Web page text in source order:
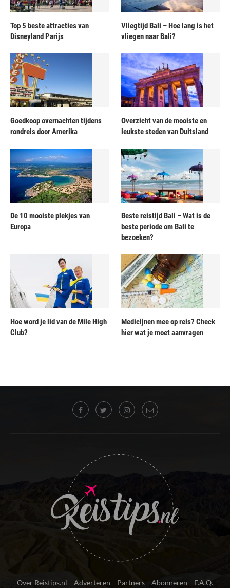
Top 5 beste attracties van
Disneyland Parijs
Vliegtijd Bali – Hoe lang is het
vliegen naar Bali?
Goedkoop overnachten tijdens
rondreis door Amerika
Overzicht van de mooiste en
leukste steden van Duitsland
De 10 mooiste plekjes van
Europa
Beste reistijd Bali – Wat is de
beste periode om Bali te
bezoeken?
Hoe word je lid van de Mile High
Club?
Medicijnen mee op reis? Check
hier wat je moet aanvragen
Over Reistips.nl Adverteren Partners Abonneren F.A.Q.